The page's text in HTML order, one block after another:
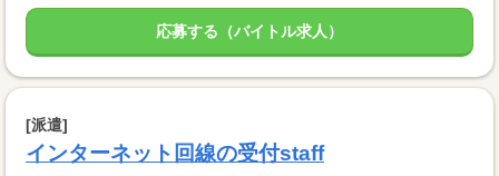
応募する（バイトル求人）
[派遣]
インターネット回線の受付staff